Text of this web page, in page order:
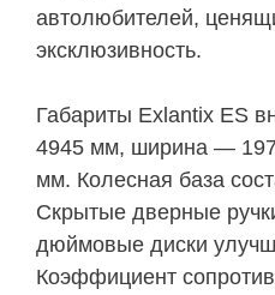
автолюбителей,
эксклюзивность.
Габариты Exlantix ES
4945 мм, ширина —
мм. Колесная база
Скрытые дверные
дюймовые диски
Коэффициент